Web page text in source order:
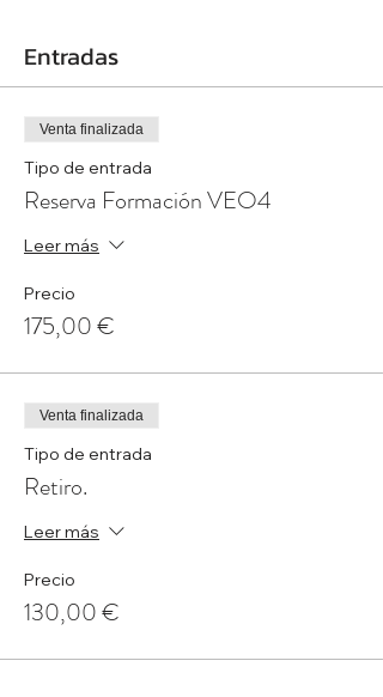
Entradas
Venta finalizada
Tipo de entrada
Reserva Formación VEO4
Leer más
Precio
175,00 €
Venta finalizada
Tipo de entrada
Retiro.
Leer más
Precio
130,00 €